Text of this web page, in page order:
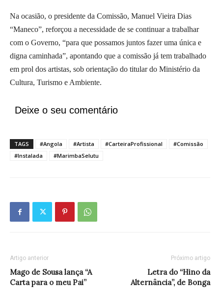
Na ocasião, o presidente da Comissão, Manuel Vieira Dias
“Maneco”, reforçou a necessidade de se continuar a trabalhar
com o Governo, “para que possamos juntos fazer uma única e
digna caminhada”, apontando que a comissão já tem trabalhado
em prol dos artistas, sob orientação do titular do Ministério da
Cultura, Turismo e Ambiente.
Deixe o seu comentário
TAGS #Angola #Artista #CarteiraProfissional
#Comissão
#Instalada
#MarimbaSelutu
Artigo anterior
Mago de Sousa lança “A
Carta para o meu Pai”
Próximo artigo
Letra do “Hino da
Alternância”, de Bonga